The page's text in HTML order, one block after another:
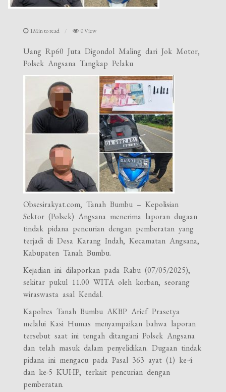
1Min to read 0 View
Uang Rp60 Juta Digondol Maling dari Jok Motor,
Polsek Angsana Tangkap Pelaku
Obsesirakyat.com, Tanah Bumbu – Kepolisian
Sektor (Polsek) Angsana menerima laporan dugaan
tindak pidana pencurian dengan pemberatan yang
terjadi di Desa Karang Indah, Kecamatan Angsana,
Kabupaten Tanah Bumbu.
Kejadian ini dilaporkan pada Rabu (07/05/2025),
sekitar pukul 11.00 WITA oleh korban, seorang
wiraswasta asal Kendal.
Kapolres Tanah Bumbu AKBP Arief Prasetya
melalui Kasi Humas menyampaikan bahwa laporan
tersebut saat ini tengah ditangani Polsek Angsana
dan telah masuk dalam penyelidikan. Dugaan tindak
pidana ini mengacu pada Pasal 363 ayat (1) ke-4
dan ke-5 KUHP, terkait pencurian dengan
pemberatan.